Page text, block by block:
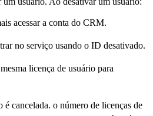
acessar a conta do CRM.
no serviço usando o ID desativado.
licença de usuário para
é cancelada. o número de licenças de